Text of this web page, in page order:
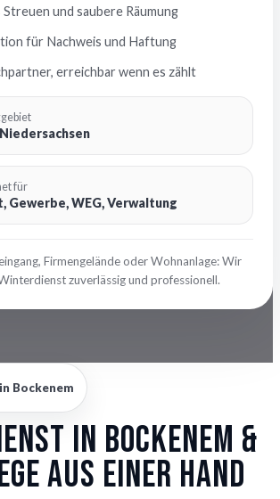
und saubere Räumung
für Nachweis und Haftung
erreichbar wenn es zählt
für
Gewerbe, WEG, Verwaltung
Firmengelände oder Wohnanlage: Wir
zuverlässig und professionell.
Bockenem
in Bockenem &
aus einer Hand